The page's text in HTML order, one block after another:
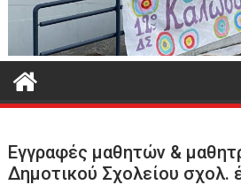
Εγγραφές μαθητών &
Δημοτικού Σχολείου σχολ.